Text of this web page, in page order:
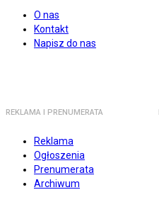
O nas
Kontakt
Napisz do nas
REKLAMA I PRENUMERATA
Reklama
Ogłoszenia
Prenumerata
Archiwum